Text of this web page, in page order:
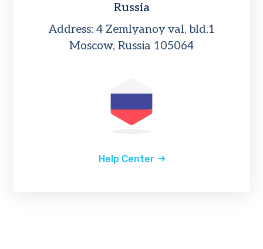
Russia
Address: 4 Zemlyanoy val, bld.1
Moscow, Russia 105064
Help Center